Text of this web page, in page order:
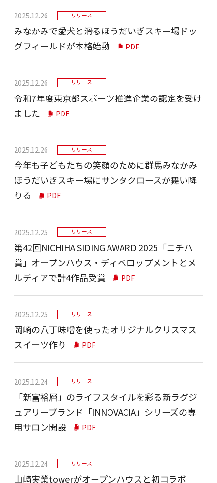
2025.12.26 リリース
みなかみで愛犬と滑るほうだいぎスキー場ドッ
グフィールドが本格始動
PDF
2025.12.26 リリース
令和7年度東京都スポーツ推進企業の認定を受け
ました
PDF
2025.12.26 リリース
今年も子どもたちの笑顔のために群馬みなかみ
ほうだいぎスキー場にサンタクロースが舞い降
りる
PDF
2025.12.25 リリース
第42回NICHIHA SIDING AWARD 2025「ニチハ
賞」オープンハウス・ディベロップメントとメ
ルディアで計4作品受賞
PDF
2025.12.25 リリース
岡崎の八丁味噌を使ったオリジナルクリスマス
スイーツ作り
PDF
2025.12.24 リリース
「新富裕層」のライフスタイルを彩る新ラグジ
ュアリーブランド「INNOVACIA」シリーズの専
用サロン開設
PDF
2025.12.24 リリース
山崎実業towerがオープンハウスと初コラボ